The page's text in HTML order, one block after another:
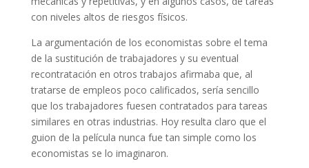
con niveles altos de riesgos físicos.
La argumentación de los economistas sobre el tema
de la sustitución de trabajadores y su eventual
recontratación en otros trabajos afirmaba que, al
tratarse de empleos poco calificados, sería sencillo
que los trabajadores fuesen contratados para tareas
similares en otras industrias. Hoy resulta claro que el
guion de la película nunca fue tan simple como los
economistas se lo imaginaron.